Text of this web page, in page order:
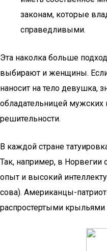
законам, которые
справедливыми.
Эта наколка больше
выбирают и женщины.
наносит на тело девушка,
обладательницей мужских
решительности.
В каждой стране
Так, например, в Норвегии
опыт и высокий
сова). Американцы-
распростертыми крыльями